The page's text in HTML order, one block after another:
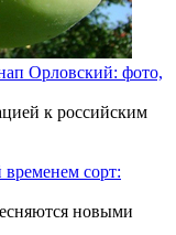
Орловский: фото,
к российским
сорт:
новыми